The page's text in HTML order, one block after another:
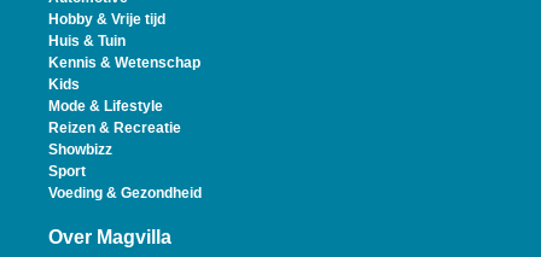
Hobby & Vrije tijd
Huis & Tuin
Kennis & Wetenschap
Kids
Mode & Lifestyle
Reizen & Recreatie
Showbizz
Sport
Voeding & Gezondheid
Over Magvilla